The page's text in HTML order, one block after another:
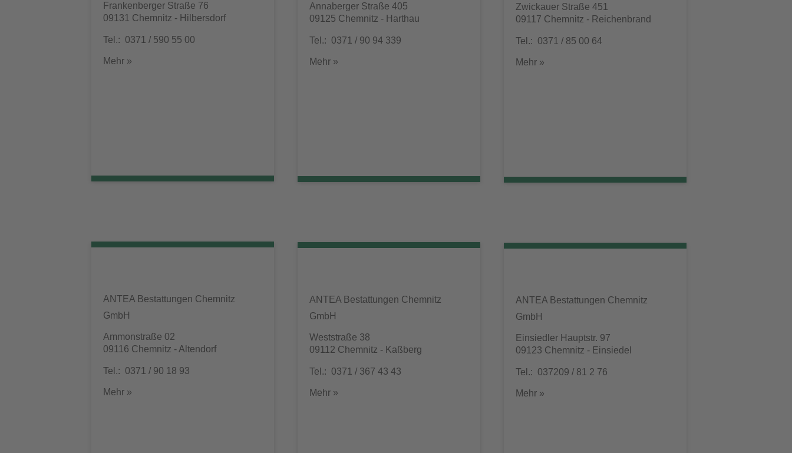
Frankenberger Straße 76
09131 Chemnitz - Hilbersdorf
Tel.: 0371 / 590 55 00
Mehr »
Annaberger Straße 405
09125 Chemnitz - Harthau
Tel.: 0371 / 90 94 339
Mehr »
Zwickauer Straße 451
09117 Chemnitz - Reichenbrand
Tel.: 0371 / 85 00 64
Mehr »
ANTEA Bestattungen Chemnitz
GmbH
Ammonstraße 02
09116 Chemnitz - Altendorf
Tel.: 0371 / 90 18 93
Mehr »
ANTEA Bestattungen Chemnitz
GmbH
Weststraße 38
09112 Chemnitz - Kaßberg
Tel.: 0371 / 367 43 43
Mehr »
ANTEA Bestattungen Chemnitz
GmbH
Einsiedler Hauptstr. 97
09123 Chemnitz - Einsiedel
Tel.: 037209 / 81 2 76
Mehr »